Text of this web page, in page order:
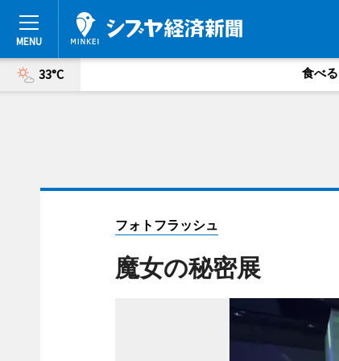
33°C 食べる
フォトフラッシュ
魔女の秘密展